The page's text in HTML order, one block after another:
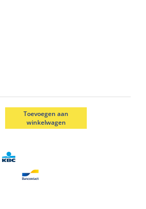
Toevoegen aan
winkelwagen